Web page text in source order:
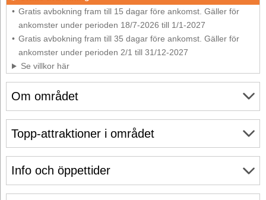
Om området
Info och öppettider
Gratis avbokning fram till 15 dagar före ankomst. Gäller för
ankomster under perioden 18/7-2026 till 1/1-2027
Gratis avbokning fram till 35 dagar före ankomst. Gäller för
ankomster under perioden 2/1 till 31/12-2027
Se villkor här
Topp-attraktioner i området